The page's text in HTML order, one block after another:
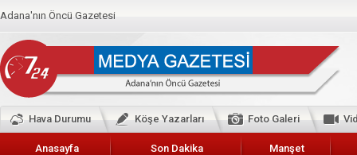
Adana'nın Öncü Gazetesi
Hava Durumu Köşe Yazarları Foto Galeri
Anasayfa Son Dakika Manşet